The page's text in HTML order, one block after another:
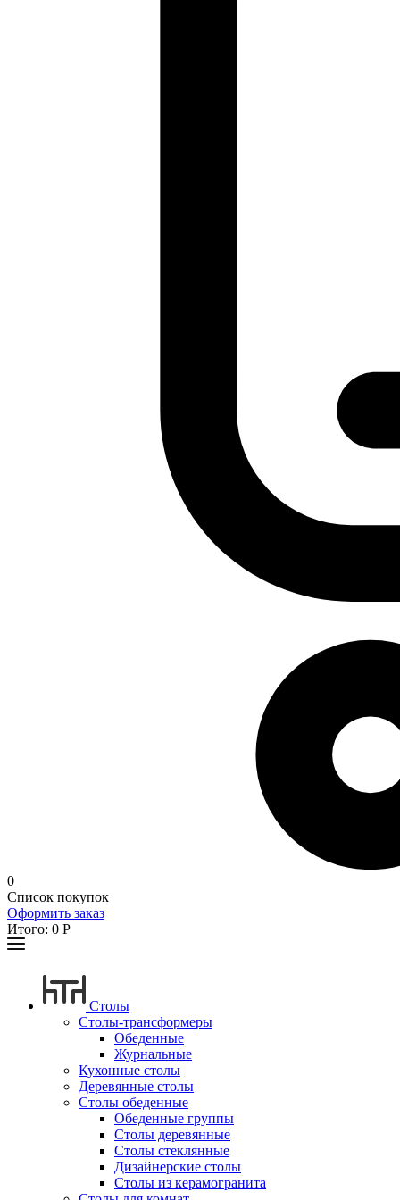
0
Список покупок
Оформить заказ
Итого: 0 Р
Столы
Столы-трансформеры
Обеденные
Журнальные
Кухонные столы
Деревянные столы
Столы обеденные
Обеденные группы
Столы деревянные
Столы стеклянные
Дизайнерские столы
Столы из керамогранита